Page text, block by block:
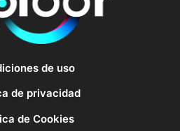
de uso
de privacidad
de Cookies